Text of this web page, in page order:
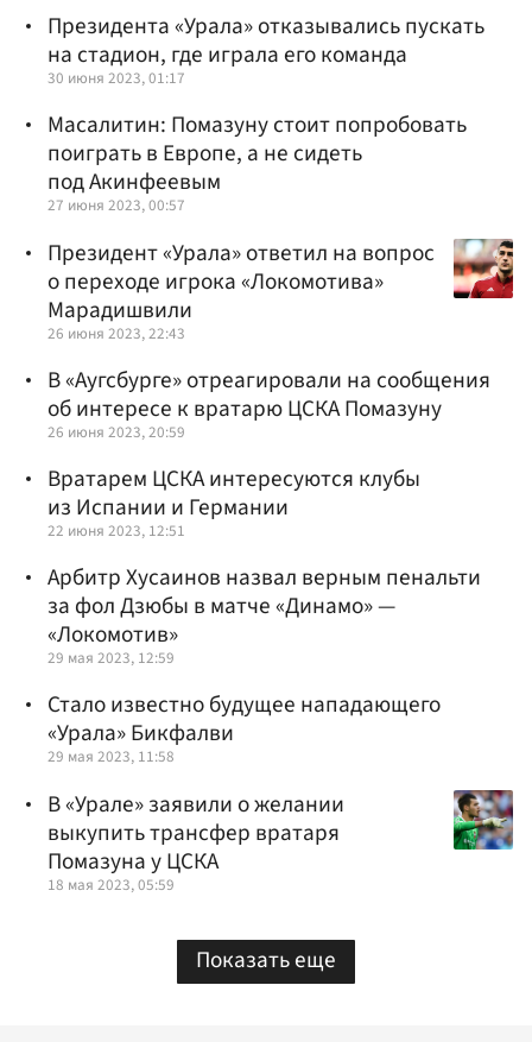
Президента «Урала» отказывались пускать
на стадион, где играла его команда
30 июня 2023, 01:17
Масалитин: Помазуну стоит попробовать
поиграть в Европе, а не сидеть
под Акинфеевым
27 июня 2023, 00:57
Президент «Урала» ответил на вопрос
о переходе игрока «Локомотива»
Марадишвили
26 июня 2023, 22:43
В «Аугсбурге» отреагировали на сообщения
об интересе к вратарю ЦСКА Помазуну
26 июня 2023, 20:59
Вратарем ЦСКА интересуются клубы
из Испании и Германии
22 июня 2023, 12:51
Арбитр Хусаинов назвал верным пенальти
за фол Дзюбы в матче «Динамо» —
«Локомотив»
29 мая 2023, 12:59
Стало известно будущее нападающего
«Урала» Бикфалви
29 мая 2023, 11:58
В «Урале» заявили о желании
выкупить трансфер вратаря
Помазуна у ЦСКА
18 мая 2023, 05:59
Показать еще